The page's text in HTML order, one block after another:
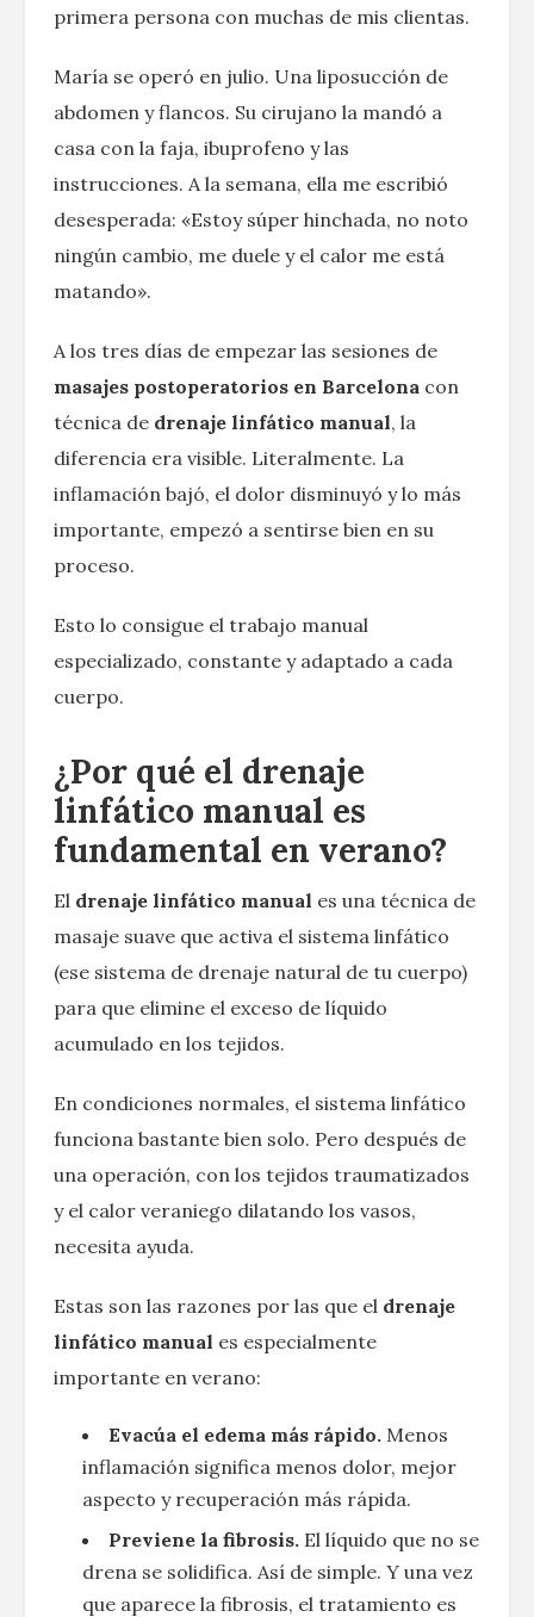
primera persona con muchas de mis clientas.
María se operó en julio. Una liposucción de
abdomen y flancos. Su cirujano la mandó a
casa con la faja, ibuprofeno y las
instrucciones. A la semana, ella me escribió
desesperada: «Estoy súper hinchada, no noto
ningún cambio, me duele y el calor me está
matando».
A los tres días de empezar las sesiones de
masajes postoperatorios en Barcelona con
técnica de drenaje linfático manual, la
diferencia era visible. Literalmente. La
inflamación bajó, el dolor disminuyó y lo más
importante, empezó a sentirse bien en su
proceso.
Esto lo consigue el trabajo manual
especializado, constante y adaptado a cada
cuerpo.
¿Por qué el drenaje
linfático manual es
fundamental en verano?
El drenaje linfático manual es una técnica de
masaje suave que activa el sistema linfático
(ese sistema de drenaje natural de tu cuerpo)
para que elimine el exceso de líquido
acumulado en los tejidos.
En condiciones normales, el sistema linfático
funciona bastante bien solo. Pero después de
una operación, con los tejidos traumatizados
y el calor veraniego dilatando los vasos,
necesita ayuda.
Estas son las razones por las que el drenaje
linfático manual es especialmente
importante en verano:
Evacúa el edema más rápido. Menos
inflamación significa menos dolor, mejor
aspecto y recuperación más rápida.
Previene la fibrosis. El líquido que no se
drena se solidifica. Así de simple. Y una vez
que aparece la fibrosis, el tratamiento es